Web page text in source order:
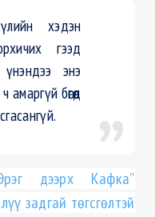
хэдэн
гээд
энэ
бөгөөд
дээрх Кафка”
задгай төгсгөлтэй